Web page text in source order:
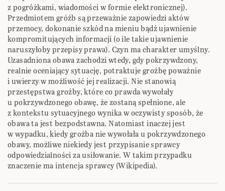
z pogróżkami, wiadomości w formie elektronicznej).
Przedmiotem gróźb są ‎przeważnie zapowiedzi aktów
przemocy, dokonanie szkód na mieniu bądź ujawnienie
‎kompromitujących informacji (o ile takie ujawnienie
naruszyłoby przepisy prawa). Czyn ma ‎charakter umyślny.‎
Uzasadniona obawa zachodzi wtedy, gdy pokrzywdzony,
realnie oceniający sytuację, potraktuje ‎groźbę poważnie
i uwierzy w możliwość jej realizacji. Nie stanowią
przestępstwa groźby, które ‎co prawda wywołały
u pokrzywdzonego obawę, że zostaną spełnione, ale
z kontekstu ‎sytuacyjnego wynika w oczywisty sposób, że
obawa ta jest bezpodstawna. Natomiast inaczej ‎jest
w wypadku, kiedy groźba nie wywołała u pokrzywdzonego
obawy, możliwe niekiedy jest ‎przypisanie sprawcy
odpowiedzialności za usiłowanie. W takim przypadku
znaczenie ma ‎intencja sprawcy (Wikipedia).‎